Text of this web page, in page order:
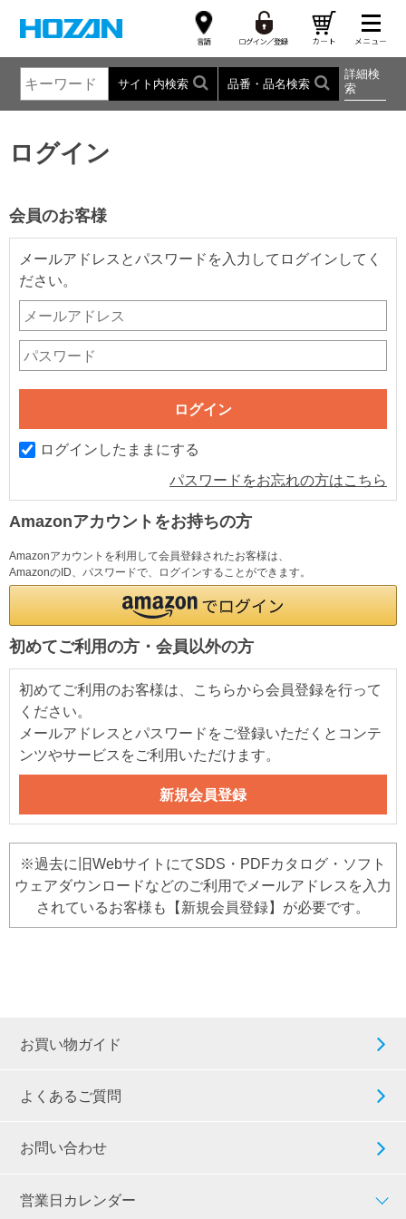
サイト内検索 品番・品名検索
詳細検
索
ログイン
会員のお客様
メールアドレスとパスワードを入力してログインしてく
ださい。
ログインしたままにする
パスワードをお忘れの方はこちら
Amazonアカウントをお持ちの方
Amazonアカウントを利用して会員登録されたお客様は、
AmazonのID、パスワードで、ログインすることができます。
初めてご利用の方・会員以外の方
初めてご利用のお客様は、こちらから会員登録を行って
ください。
メールアドレスとパスワードをご登録いただくとコンテ
ンツやサービスをご利用いただけます。
※過去に旧WebサイトにてSDS・PDFカタログ・ソフト
ウェアダウンロードなどのご利用でメールアドレスを入力
されているお客様も【新規会員登録】が必要です。
お買い物ガイド
よくあるご質問
お問い合わせ
営業日カレンダー